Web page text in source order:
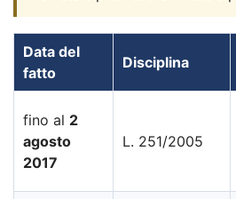
Data del
fatto
Disciplina
fino al 2
agosto
2017
L. 251/2005